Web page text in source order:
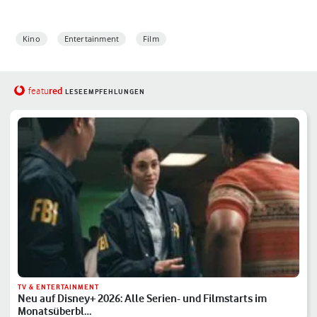
Kino Entertainment Film
featured LESEEMPFEHLUNGEN
TV & ENTERTAINMENT
Neu auf Disney+ 2026: Alle Serien- und Filmstarts im
Monatsüberbl…